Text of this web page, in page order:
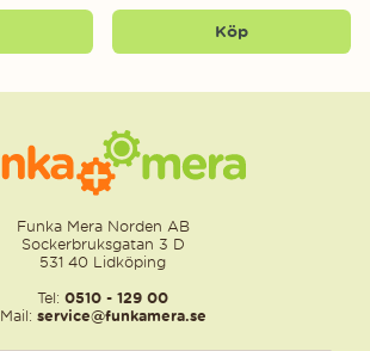
Köp
Funka Mera Norden AB
Sockerbruksgatan 3 D
531 40 Lidköping
Tel: 0510 - 129 00
Mail: service@funkamera.se